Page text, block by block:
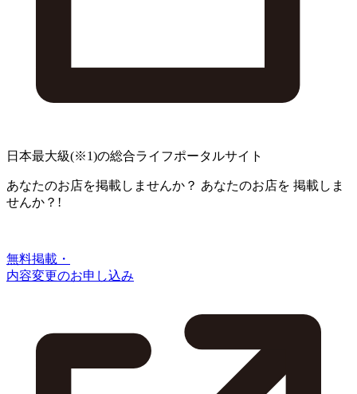
日本最大級(※1)の総合ライフポータルサイト
あなたのお店を掲載しませんか？ あなたのお店を 掲載しま
せんか？!
無料掲載・
内容変更のお申し込み